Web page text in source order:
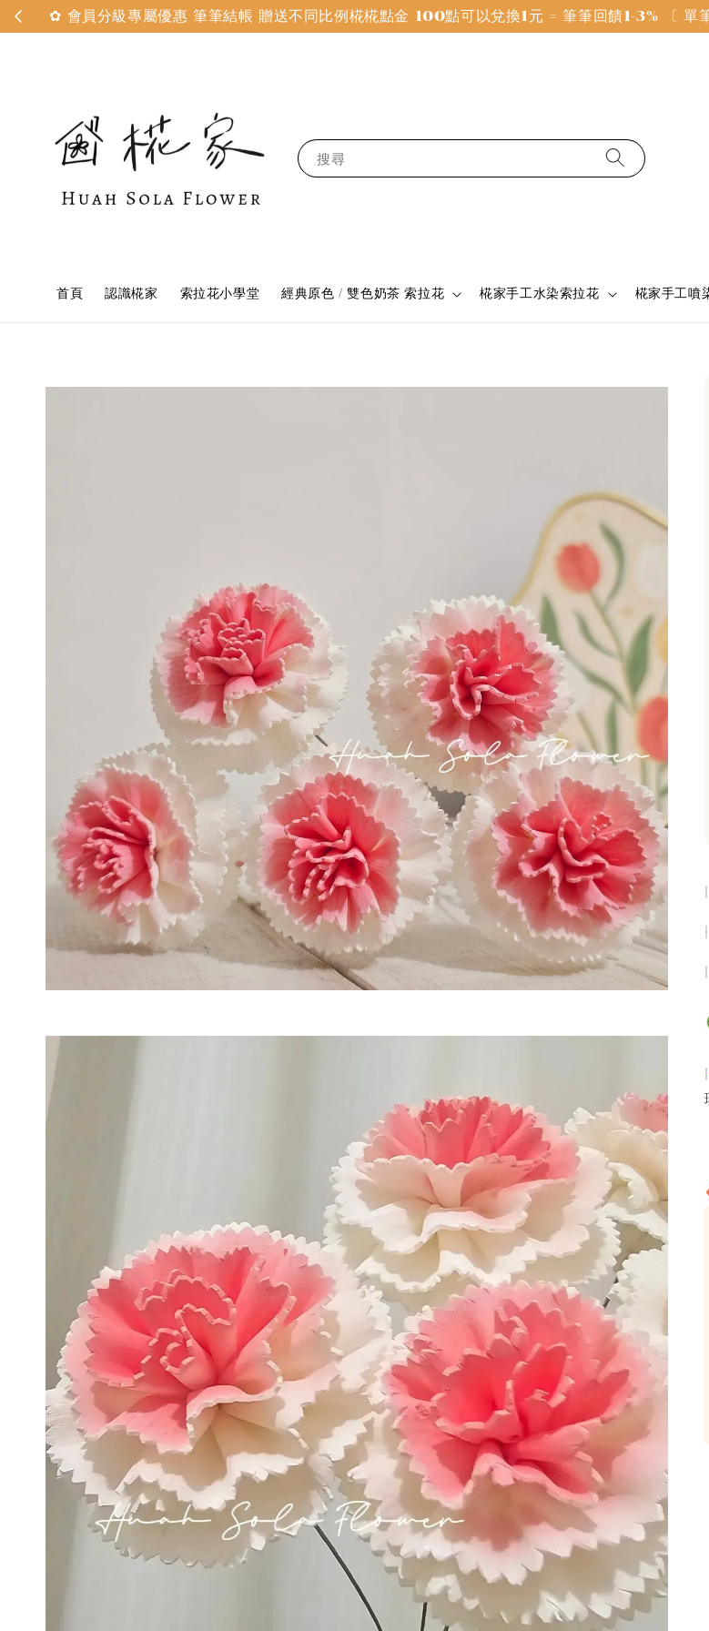
✿ 會員分級專屬優惠 筆筆結帳 贈送不同比例椛椛點金 100點可以兌換1元 = 筆筆回饋1-3% 〔 單
搜尋
首頁 認識椛家 索拉花小學堂 經典原色 / 雙色奶茶 索拉花 椛家手工水染索拉花 椛家手工噴
|